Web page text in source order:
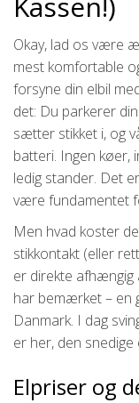
Okay, lad os være
mest komfortable
forsyne din elbil
det: Du parkerer
sætter stikket i, og
batteri. Ingen køer,
ledig stander. Det
være fundamentet
Men hvad koster
stikkontakt (eller
er direkte afhængig
har bemærket – en
Danmark. I dag
er her, den
Elpriser og